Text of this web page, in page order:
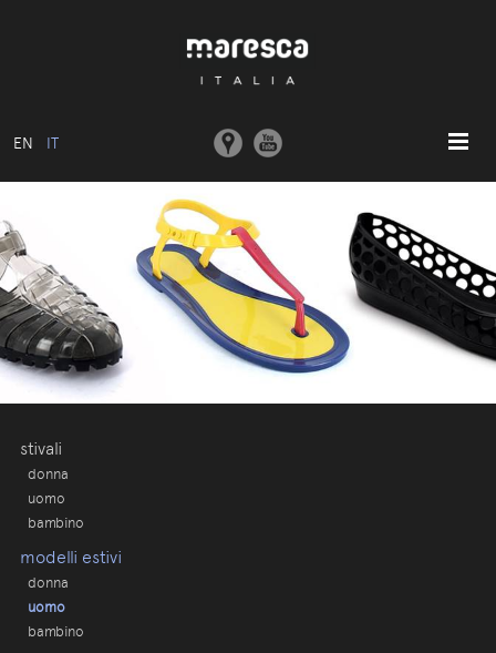
EN IT
HOME
ABOUT US
MODELLI BASE
COLLEZIONI
STAMPI E MACCHINARI
COMUNICAZIONE
stivali
donna
uomo
bambino
modelli estivi
donna
uomo
bambino